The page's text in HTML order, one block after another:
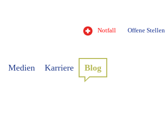
Notfall Offene Stellen
Medien Karriere Blog